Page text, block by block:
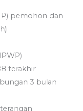
pemohon dan
terakhir
3 bulan